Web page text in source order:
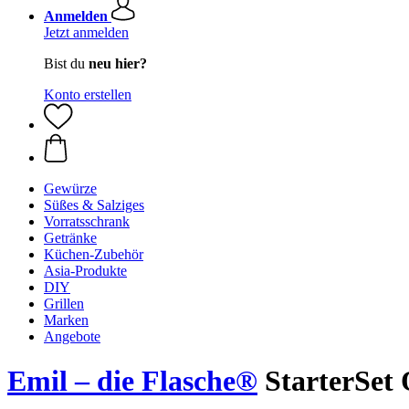
Anmelden
Jetzt anmelden
Bist du neu hier?
Konto erstellen
Gewürze
Süßes & Salziges
Vorratsschrank
Getränke
Küchen-Zubehör
Asia-Produkte
DIY
Grillen
Marken
Angebote
Emil – die Flasche® StarterSet